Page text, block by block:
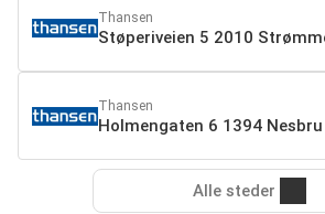
Thansen
Støperiveien 5 2010
Thansen
Holmengaten 6 1394 Nesbru
Alle steder